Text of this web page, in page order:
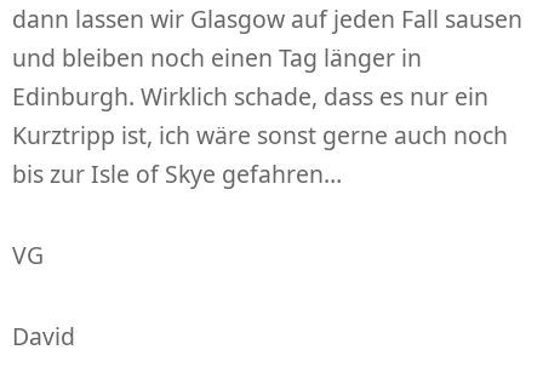
dann lassen wir Glasgow auf jeden Fall sausen
und bleiben noch einen Tag länger in
Edinburgh. Wirklich schade, dass es nur ein
Kurztripp ist, ich wäre sonst gerne auch noch
bis zur Isle of Skye gefahren…
VG
David